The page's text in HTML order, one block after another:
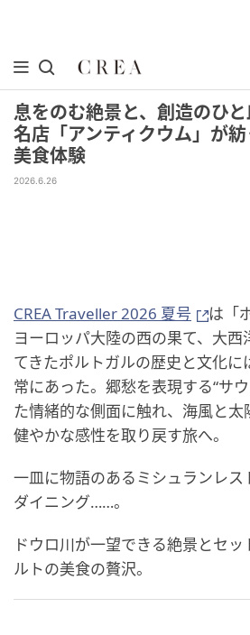
息をのむ絶景と、創造のひ
名店「アンティクウム」が
美食体験
2026.6.26
CREA Traveller 2026 夏号
は「
ヨーロッパ大陸の西の果て、大西
てきたポルトガルの歴史と文化
常にあった。郷愁を表現する“サ
た情緒的な側面に触れ、海風と
健やかな感性を取り戻す旅へ。
一皿に物語のあるミシュランレス
ダイニング……。
ドウロ川が一望できる絶景とセ
ルトの美食の贅沢。